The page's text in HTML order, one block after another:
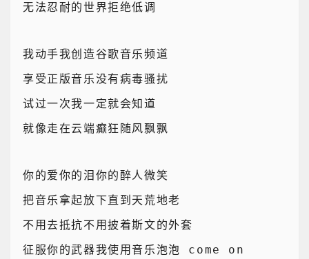
无法忍耐的世界拒绝低调
我动手我创造谷歌音乐频道
享受正版音乐没有病毒骚扰
试过一次我一定就会知道
就像走在云端癫狂随风飘飘
你的爱你的泪你的醉人微笑
把音乐拿起放下直到天荒地老
不用去抵抗不用披着斯文的外套
征服你的武器我使用音乐泡泡 come on